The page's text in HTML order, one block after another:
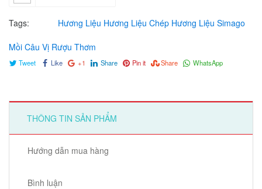
Tags: Hương Liệu Hương Liệu Chép Hương Liệu Simago
Mồi Câu Vị Rượu Thơm
Tweet Like +1 Share Pin it Share WhatsApp
THÔNG TIN SẢN PHẨM
Hướng dẫn mua hàng
Bình luận